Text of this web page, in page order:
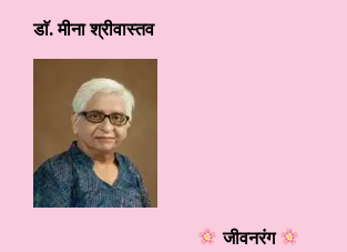
डाॅ. मीना श्रीवास्तव
जीवनरंग